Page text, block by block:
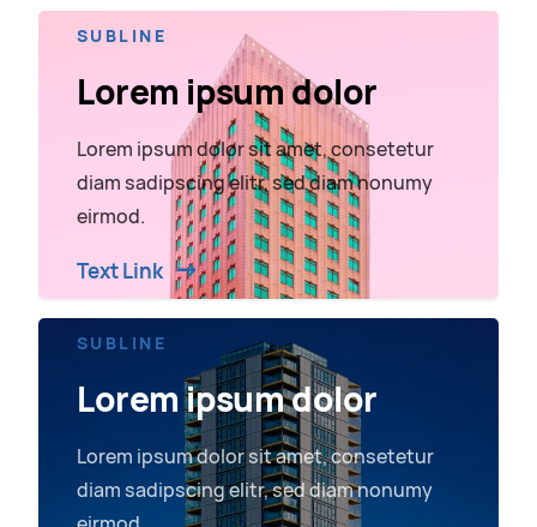
SUBLINE
Lorem ipsum dolor
Lorem ipsum dolor sit amet, consetetur
diam sadipscing elitr, sed diam nonumy
eirmod.
Text Link
SUBLINE
Lorem ipsum dolor
Lorem ipsum dolor sit amet, consetetur
diam sadipscing elitr, sed diam nonumy